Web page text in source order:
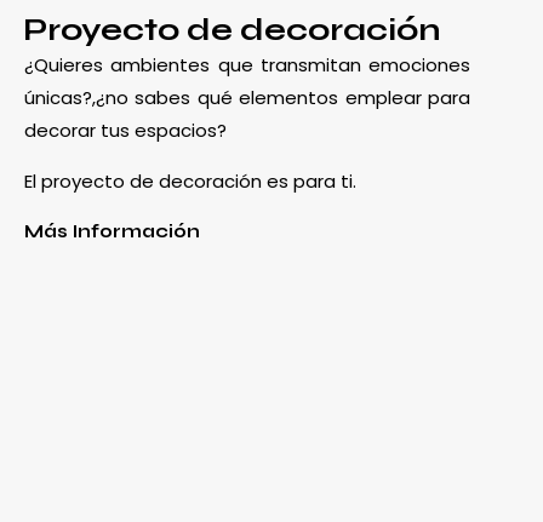
Proyecto de decoración
¿Quieres ambientes que transmitan emociones
únicas?,¿no sabes qué elementos emplear para
decorar tus espacios?
El proyecto de decoración es para ti.
Más Información